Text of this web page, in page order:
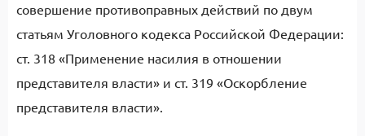
совершение противоправных действий по двум
статьям Уголовного кодекса Российской Федерации:
ст. 318 «Применение насилия в отношении
представителя власти» и ст. 319 «Оскорбление
представителя власти».